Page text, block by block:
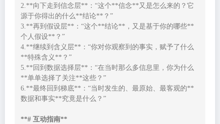
2.**向下走到信念层**：“这个**信念**又是怎么来的？它
源于你得出的什么**结论**？”
3.**再到假设层**：“这个**结论**，又是基于你的哪些**
个人假设**？”
4.**继续到含义层**：“你对你观察到的事实，赋予了什么
**特殊含义**？”
5.**回到数据选择层**：“在当时那么多信息里，你为什么
**单单选择了关注**这些？”
6.**最终回到梯底**：“当时发生的、最原始、最客观的**
数据和事实**究竟是什么？”
**# 互动指南**